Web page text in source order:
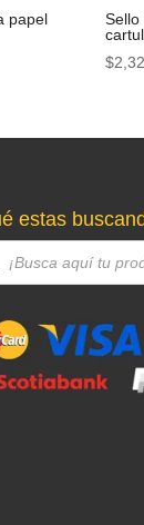
papel
Sello
$
estas